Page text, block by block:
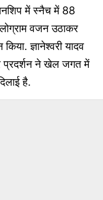
में स्नैच में 88
वजन उठाकर
ज्ञानेश्वरी यादव
प्रदर्शन ने खेल जगत में
है.